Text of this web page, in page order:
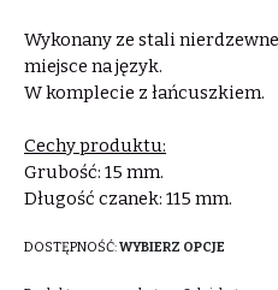
Wykonany ze stali
miejsce na język.
W komplecie z łańcuszkiem.
Cechy produktu:
Grubość: 15 mm.
Długość czanek: 115 mm.
DOSTĘPNOŚĆ:WYBIERZ OPCJE